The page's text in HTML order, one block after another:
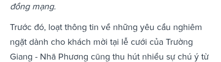
đồng mạng.
Trước đó, loạt thông tin về những yêu cầu nghiêm
ngặt dành cho khách mời tại lễ cưới của Trường
Giang - Nhã Phương cũng thu hút nhiều sự chú ý từ